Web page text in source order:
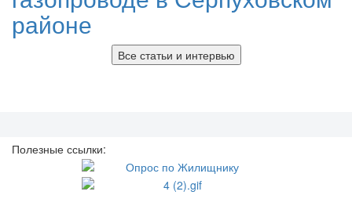
районе
Все статьи и интервью
Полезные ссылки: